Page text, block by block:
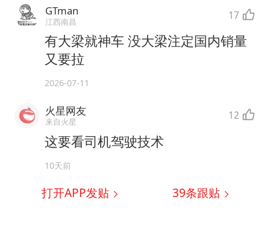
GTman
江西南昌 17
有大梁就神车 没大梁注定国内销量
又要拉
2026-07-11
火星网友
来自火星 12
这要看司机驾驶技术
10天前
打开APP发贴 39条跟贴